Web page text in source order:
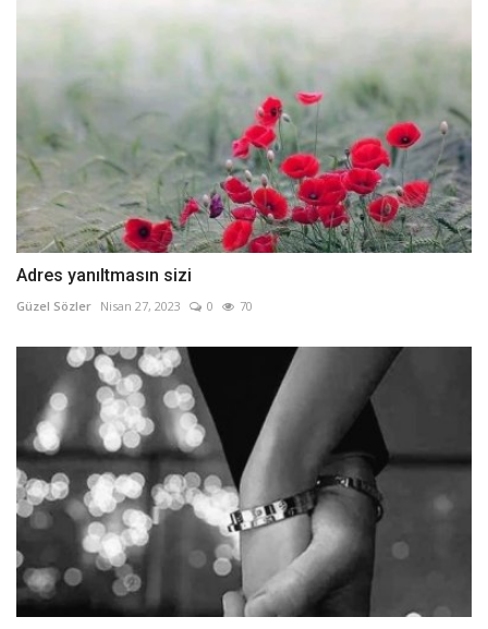
Adres yanıltmasın sizi
Güzel Sözler Nisan 27, 2023 0 70